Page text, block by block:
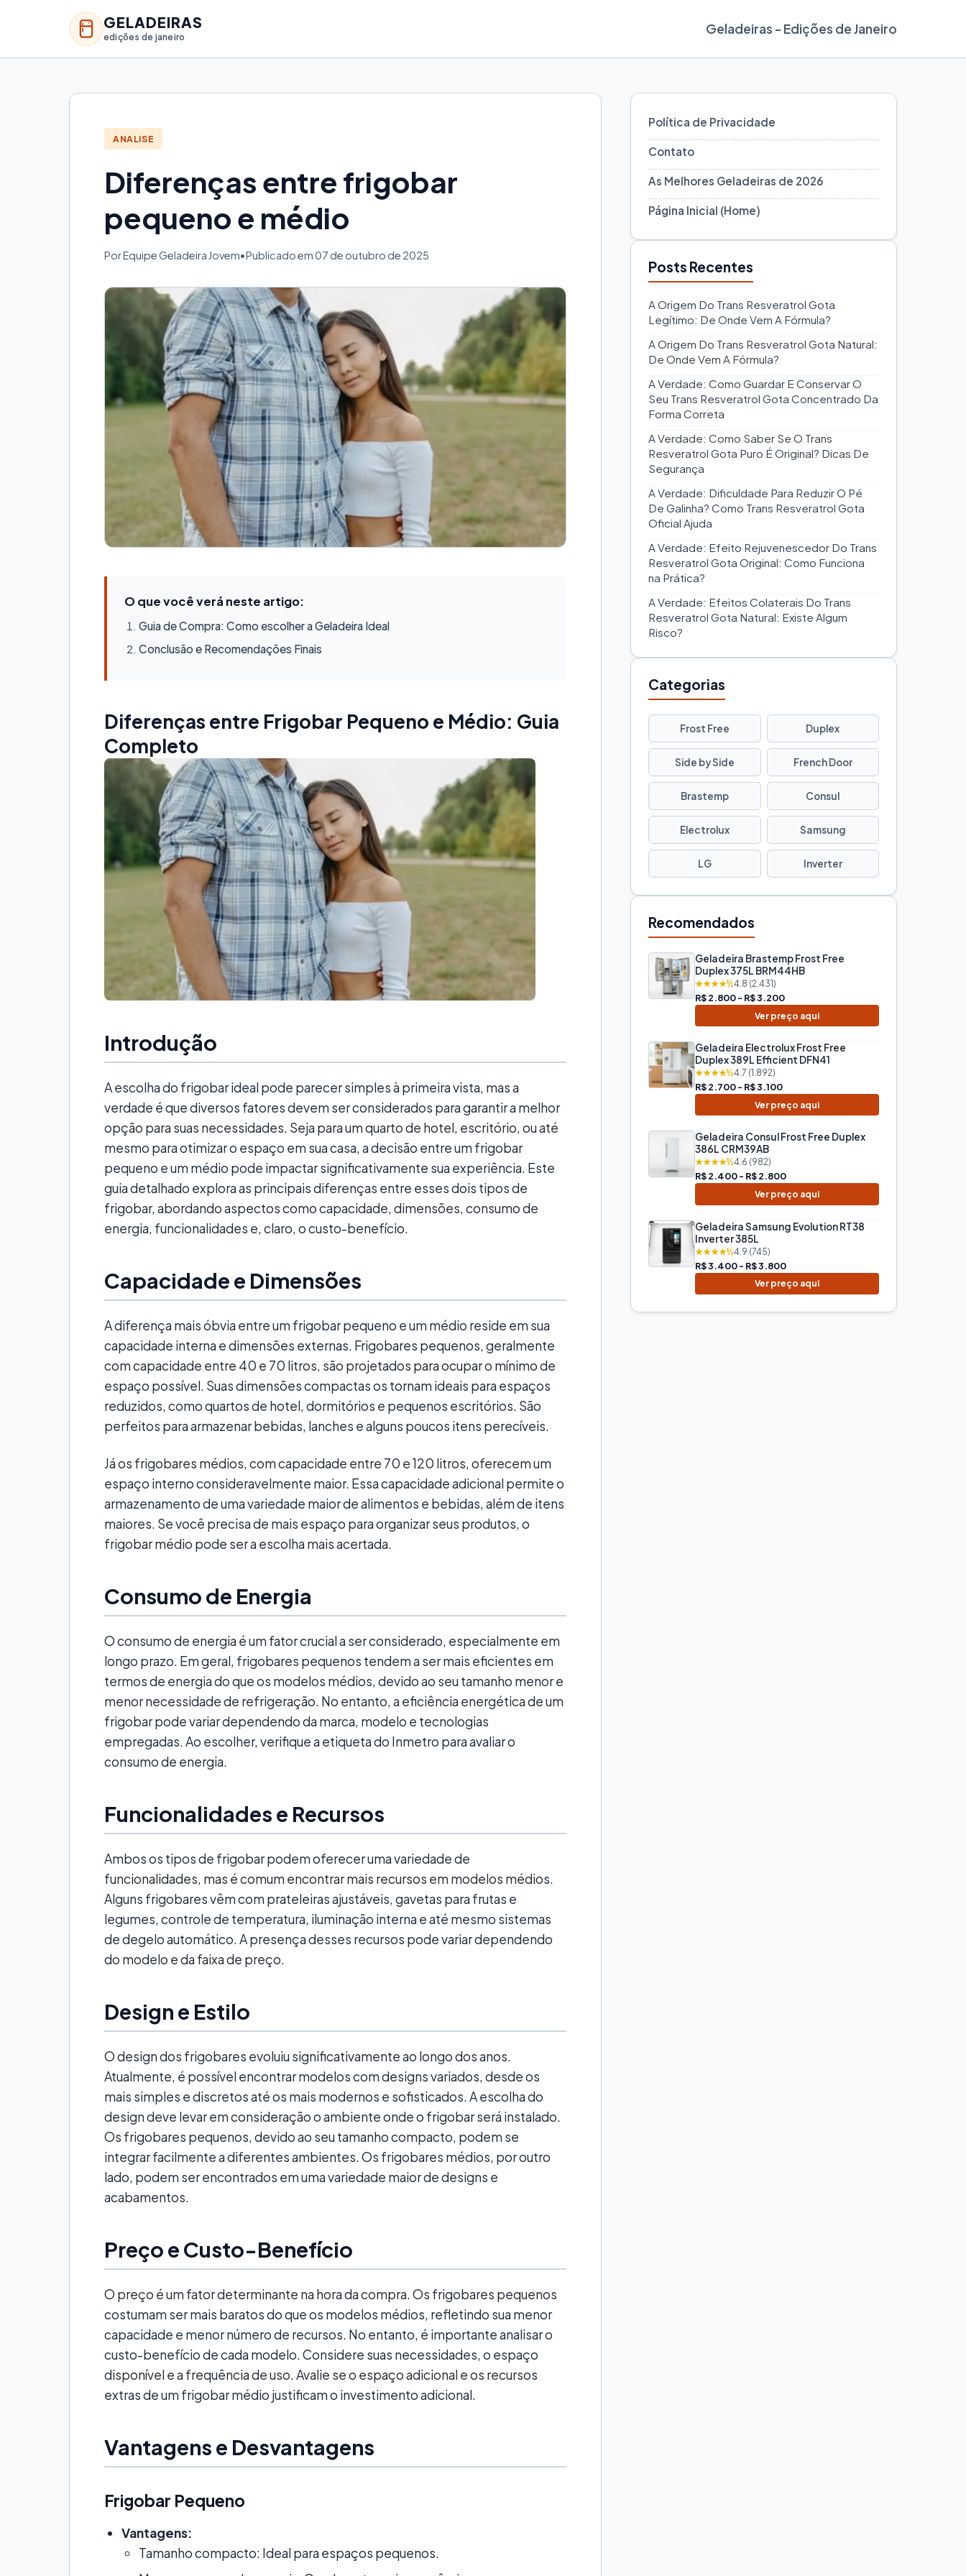
GELADEIRAS
edições de janeiro Geladeiras - Edições de Janeiro
ANALISE
Diferenças entre frigobar
pequeno e médio
Por Equipe Geladeira Jovem•Publicado em 07 de outubro de 2025
O que você verá neste artigo:
Guia de Compra: Como escolher a Geladeira Ideal
Conclusão e Recomendações Finais
Diferenças entre Frigobar Pequeno e Médio: Guia
Completo
Introdução
A escolha do frigobar ideal pode parecer simples à primeira vista, mas a
verdade é que diversos fatores devem ser considerados para garantir a melhor
opção para suas necessidades. Seja para um quarto de hotel, escritório, ou até
mesmo para otimizar o espaço em sua casa, a decisão entre um frigobar
pequeno e um médio pode impactar significativamente sua experiência. Este
guia detalhado explora as principais diferenças entre esses dois tipos de
frigobar, abordando aspectos como capacidade, dimensões, consumo de
energia, funcionalidades e, claro, o custo-benefício.
Capacidade e Dimensões
A diferença mais óbvia entre um frigobar pequeno e um médio reside em sua
capacidade interna e dimensões externas. Frigobares pequenos, geralmente
com capacidade entre 40 e 70 litros, são projetados para ocupar o mínimo de
espaço possível. Suas dimensões compactas os tornam ideais para espaços
reduzidos, como quartos de hotel, dormitórios e pequenos escritórios. São
perfeitos para armazenar bebidas, lanches e alguns poucos itens perecíveis.
Já os frigobares médios, com capacidade entre 70 e 120 litros, oferecem um
espaço interno consideravelmente maior. Essa capacidade adicional permite o
armazenamento de uma variedade maior de alimentos e bebidas, além de itens
maiores. Se você precisa de mais espaço para organizar seus produtos, o
frigobar médio pode ser a escolha mais acertada.
Consumo de Energia
O consumo de energia é um fator crucial a ser considerado, especialmente em
longo prazo. Em geral, frigobares pequenos tendem a ser mais eficientes em
termos de energia do que os modelos médios, devido ao seu tamanho menor e
menor necessidade de refrigeração. No entanto, a eficiência energética de um
frigobar pode variar dependendo da marca, modelo e tecnologias
empregadas. Ao escolher, verifique a etiqueta do Inmetro para avaliar o
consumo de energia.
Funcionalidades e Recursos
Ambos os tipos de frigobar podem oferecer uma variedade de
funcionalidades, mas é comum encontrar mais recursos em modelos médios.
Alguns frigobares vêm com prateleiras ajustáveis, gavetas para frutas e
legumes, controle de temperatura, iluminação interna e até mesmo sistemas
de degelo automático. A presença desses recursos pode variar dependendo
do modelo e da faixa de preço.
Design e Estilo
O design dos frigobares evoluiu significativamente ao longo dos anos.
Atualmente, é possível encontrar modelos com designs variados, desde os
mais simples e discretos até os mais modernos e sofisticados. A escolha do
design deve levar em consideração o ambiente onde o frigobar será instalado.
Os frigobares pequenos, devido ao seu tamanho compacto, podem se
integrar facilmente a diferentes ambientes. Os frigobares médios, por outro
lado, podem ser encontrados em uma variedade maior de designs e
acabamentos.
Preço e Custo-Benefício
O preço é um fator determinante na hora da compra. Os frigobares pequenos
costumam ser mais baratos do que os modelos médios, refletindo sua menor
capacidade e menor número de recursos. No entanto, é importante analisar o
custo-benefício de cada modelo. Considere suas necessidades, o espaço
disponível e a frequência de uso. Avalie se o espaço adicional e os recursos
extras de um frigobar médio justificam o investimento adicional.
Vantagens e Desvantagens
Frigobar Pequeno
Vantagens:
Tamanho compacto: Ideal para espaços pequenos.
Política de Privacidade
Contato
As Melhores Geladeiras de 2026
Página Inicial (Home)
Posts Recentes
A Origem Do Trans Resveratrol Gota
Legítimo: De Onde Vem A Fórmula?
A Origem Do Trans Resveratrol Gota Natural:
De Onde Vem A Fórmula?
A Verdade: Como Guardar E Conservar O
Seu Trans Resveratrol Gota Concentrado Da
Forma Correta
A Verdade: Como Saber Se O Trans
Resveratrol Gota Puro É Original? Dicas De
Segurança
A Verdade: Dificuldade Para Reduzir O Pé
De Galinha? Como Trans Resveratrol Gota
Oficial Ajuda
A Verdade: Efeito Rejuvenescedor Do Trans
Resveratrol Gota Original: Como Funciona
na Prática?
A Verdade: Efeitos Colaterais Do Trans
Resveratrol Gota Natural: Existe Algum
Risco?
Categorias
Frost Free Duplex
Side by Side French Door
Brastemp Consul
Electrolux Samsung
LG Inverter
Recomendados
Geladeira Brastemp Frost Free
Duplex 375L BRM44HB
★★★★½4.8 (2.431)
R$ 2.800 - R$ 3.200
Ver preço aqui
Geladeira Electrolux Frost Free
Duplex 389L Efficient DFN41
★★★★½4.7 (1.892)
R$ 2.700 - R$ 3.100
Ver preço aqui
Geladeira Consul Frost Free Duplex
386L CRM39AB
★★★★½4.6 (982)
R$ 2.400 - R$ 2.800
Ver preço aqui
Geladeira Samsung Evolution RT38
Inverter 385L
★★★★½4.9 (745)
R$ 3.400 - R$ 3.800
Ver preço aqui